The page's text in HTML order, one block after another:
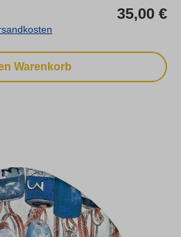
35,00 €
Warenkorb